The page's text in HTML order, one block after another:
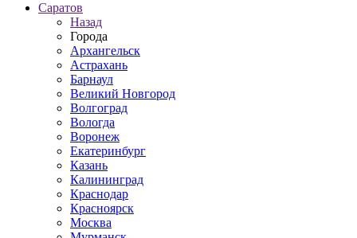
Саратов
Назад
Города
Архангельск
Астрахань
Барнаул
Великий Новгород
Волгоград
Вологда
Воронеж
Екатеринбург
Казань
Калининград
Краснодар
Красноярск
Москва